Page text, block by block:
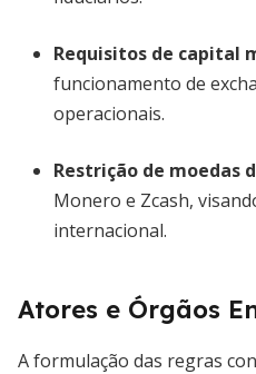
Requisitos de capital
funcionamento de
operacionais.
Restrição de moedas
Monero e Zcash,
internacional.
Atores e Órgãos
A formulação das regras